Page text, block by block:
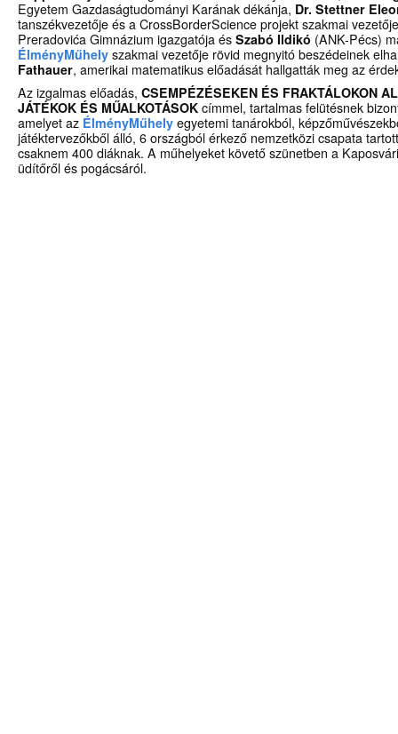
Egyetem Gazdaságtudományi Karának dékánja, Dr. Stettner
tanszékvezetője és a CrossBorderScience projekt szakmai
Preradovića Gimnázium igazgatója és Szabó Ildikó (ANK-Pécs)
ÉlményMűhely szakmai vezetője rövid megnyitó beszédeinek
Fathauer, amerikai matematikus előadását hallgatták meg az
Az izgalmas előadás, CSEMPÉZÉSEKEN ÉS FRAKTÁLOKON
JÁTÉKOK ÉS MŰALKOTÁSOK címmel, tartalmas felütésnek
amelyet az ÉlményMűhely egyetemi tanárokból,
játéktervezőkből álló, 6 országból érkező nemzetközi csapata
csaknem 400 diáknak. A műhelyeket követő szünetben a
üdítőről és pogácsáról.